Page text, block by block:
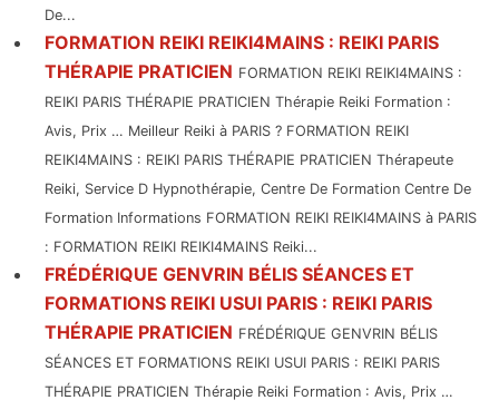
De...
FORMATION REIKI REIKI4MAINS : REIKI PARIS
THÉRAPIE PRATICIEN FORMATION REIKI REIKI4MAINS :
REIKI PARIS THÉRAPIE PRATICIEN Thérapie Reiki Formation :
Avis, Prix … Meilleur Reiki à PARIS ? FORMATION REIKI
REIKI4MAINS : REIKI PARIS THÉRAPIE PRATICIEN Thérapeute
Reiki, Service D Hypnothérapie, Centre De Formation Centre De
Formation Informations FORMATION REIKI REIKI4MAINS à PARIS
: FORMATION REIKI REIKI4MAINS Reiki...
FRÉDÉRIQUE GENVRIN BÉLIS SÉANCES ET
FORMATIONS REIKI USUI PARIS : REIKI PARIS
THÉRAPIE PRATICIEN FRÉDÉRIQUE GENVRIN BÉLIS
SÉANCES ET FORMATIONS REIKI USUI PARIS : REIKI PARIS
THÉRAPIE PRATICIEN Thérapie Reiki Formation : Avis, Prix …